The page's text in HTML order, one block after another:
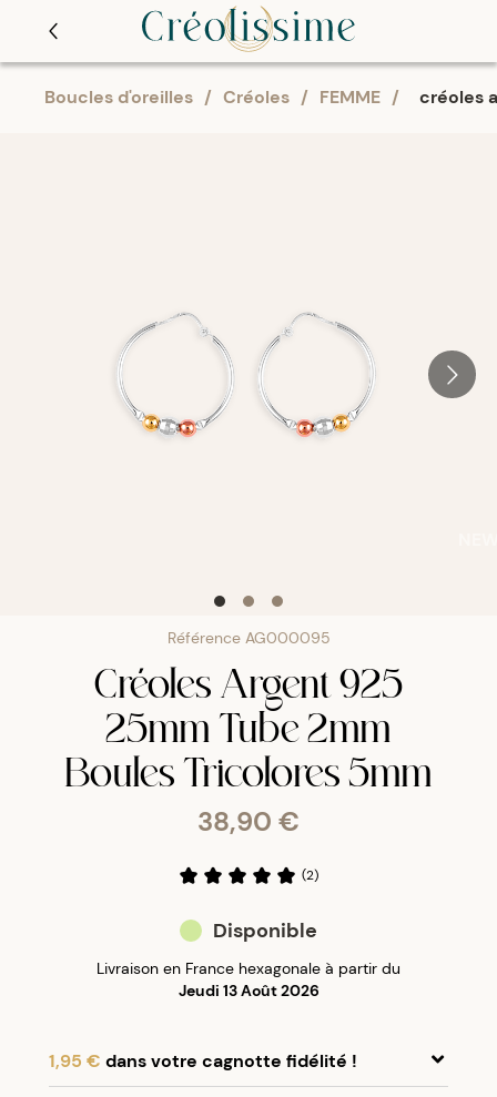
Boucles d'oreilles / Créoles / FEMME / créoles
Référence AG000095
Créoles Argent 925
25mm Tube 2mm
Boules Tricolores 5mm
38,90 €
(2)
Disponible
Livraison en France hexagonale à partir du
Jeudi 13 Août 2026
1,95 € dans votre cagnotte fidélité !